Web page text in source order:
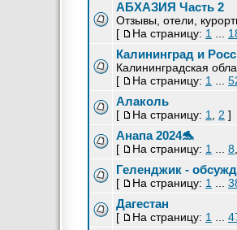
АБХАЗИЯ Часть 2
Отзывы, отели,
[
На страницу: 1
Калининград и
Калининградская
[
На страницу: 1
Алаколь
[ На страницу: 1 2 ]
Анапа 2024🐬
[ На страницу: 1 8
Геленджик -
[ На страницу: 1
Дагестан
[ На страницу: 1